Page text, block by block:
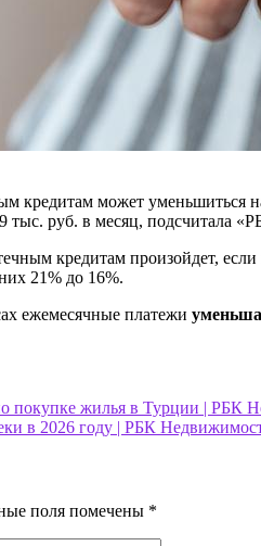
кредитам может уменьшиться
тыс. руб. в месяц, подсчитала
кредитам произойдет,
21% до 16%.
ежемесячные платежи
покупке жилья в Турции | РБК
в 2026 году | РБК
поля помечены *